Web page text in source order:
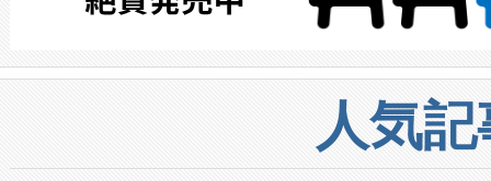
人気